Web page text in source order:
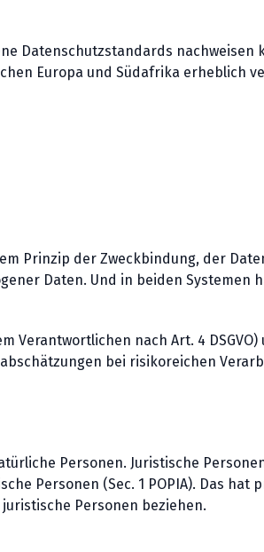
Datenschutzstandards
Europa und Südafrika erheblich
Prinzip der Zweckbindung, der
Daten. Und in beiden Systemen
Verantwortlichen nach Art. 4
bei risikoreichen
Personen. Juristische
Personen (Sec. 1 POPIA). Das hat
Personen beziehen.